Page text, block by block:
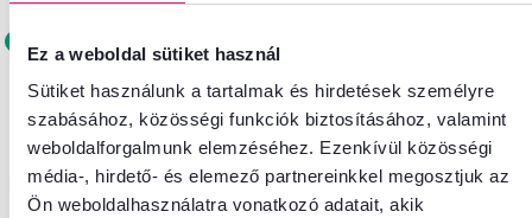
Ez a weboldal sütiket használ
Sütiket használunk a tartalmak és hirdetések személyre
szabásához, közösségi funkciók biztosításához, valamint
weboldalforgalmunk elemzéséhez. Ezenkívül közösségi
média-, hirdető- és elemező partnereinkkel megosztjuk az
Ön weboldalhasználatra vonatkozó adatait, akik